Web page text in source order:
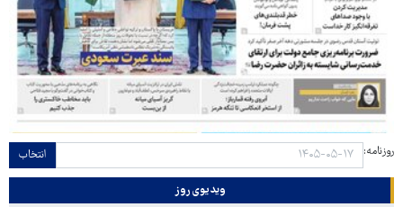
روزنامه: انتخاب
ویدیوی روز